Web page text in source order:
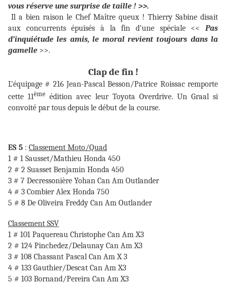
vous réserve une surprise de taille ! >>.
Il a bien raison le Chef Maître queux ! Thierry Sabine disait
aux concurrents épuisés à la fin d’une spéciale << Pas
d’inquiétude les amis, le moral revient toujours dans la
gamelle >>.
Clap de fin !
L’équipage # 216 Jean-Pascal Besson/Patrice Roissac remporte
cette 11ème édition avec leur Toyota Overdrive. Un Graal si
convoité par tous depuis le début de la course.
ES 5 : Classement Moto/Quad
1 # 1 Sausset/Mathieu Honda 450
2 # 2 Suasset Benjamin Honda 450
3 # 7 Decressonière Yohan Can Am Outlander
4 # 3 Combier Alex Honda 750
5 # 8 De Oliveira Freddy Can Am Outlander
Classement SSV
1 # 101 Paquereau Christophe Can Am X3
2 # 124 Pinchedez/Delaunay Can Am X3
3 # 108 Chassant Pascal Can Am X 3
4 # 133 Gauthier/Descat Can Am X3
5 # 103 Bornand/Pereira Can Am X3